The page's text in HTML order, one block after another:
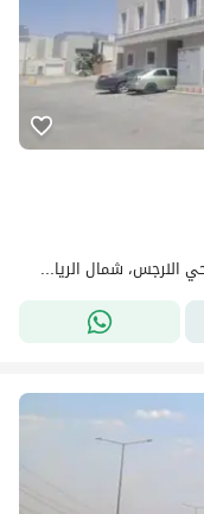
شارع الأمين المهندس عبدالله بن عبدالرحمن ا، حي النرجس، شمال الرياض، الرياض